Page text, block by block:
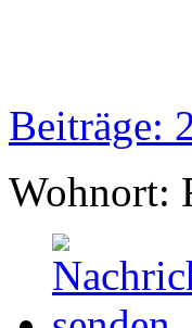
Beiträge:
Wohnort: